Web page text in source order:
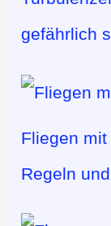
gefährlich
Fliegen
Regeln